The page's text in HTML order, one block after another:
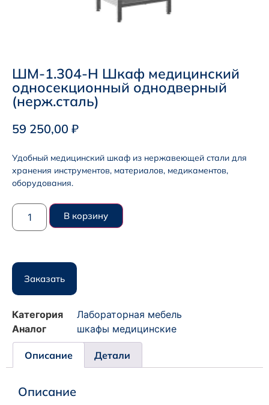
ШМ-1.304-Н Шкаф медицинский
односекционный однодверный
(нерж.сталь)
59 250,00 ₽
Удобный медицинский шкаф из нержавеющей стали для
хранения инструментов, материалов, медикаментов,
оборудования.
В корзину
Заказать
Категория
Лабораторная мебель
Аналог
шкафы медицинские
Описание Детали
Описание